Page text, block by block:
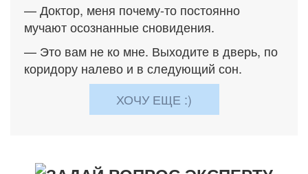
— Доктор, меня почему-то постоянно
мучают осознанные сновидения.
— Это вам не ко мне. Выходите в дверь, по
коридору налево и в следующий сон.
ХОЧУ ЕЩЕ :)